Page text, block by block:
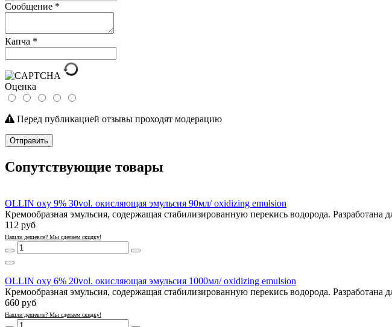
Сообщение *
Капча *
Оценка
Перед публикацией отзывы проходят модерацию
Отправить
Сопутствующие товары
OLLIN oxy 9% 30vol. окисляющая эмульсия 90мл/ oxidizing emulsion
Кремообразная эмульсия, содержащая стабилизированную перекись водорода. Разработана
112 руб
Нашли дешевле? Мы сделаем скидку!
OLLIN oxy 6% 20vol. окисляющая эмульсия 1000мл/ oxidizing emulsion
Кремообразная эмульсия, содержащая стабилизированную перекись водорода. Разработана
660 руб
Нашли дешевле? Мы сделаем скидку!